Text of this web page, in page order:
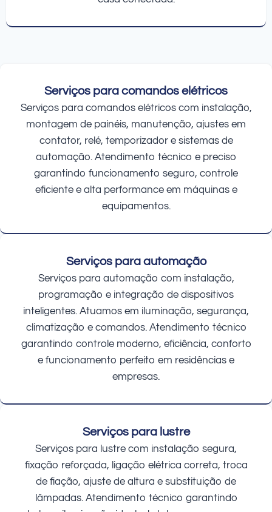
Serviços para comandos elétricos
Serviços para comandos elétricos com instalação,
montagem de painéis, manutenção, ajustes em
contator, relé, temporizador e sistemas de
automação. Atendimento técnico e preciso
garantindo funcionamento seguro, controle
eficiente e alta performance em máquinas e
equipamentos.
Serviços para automação
Serviços para automação com instalação,
programação e integração de dispositivos
inteligentes. Atuamos em iluminação, segurança,
climatização e comandos. Atendimento técnico
garantindo controle moderno, eficiência, conforto
e funcionamento perfeito em residências e
empresas.
Serviços para lustre
Serviços para lustre com instalação segura,
fixação reforçada, ligação elétrica correta, troca
de fiação, ajuste de altura e substituição de
lâmpadas. Atendimento técnico garantindo